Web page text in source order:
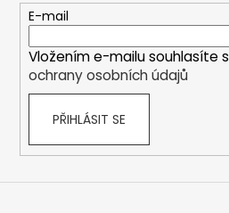
E-mail
Vložením e-mailu souhlasíte s
ochrany osobních údajů
PŘIHLÁSIT SE